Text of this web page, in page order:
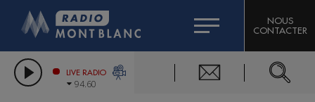
LES CHRONIQUES DE L'EXPERT
CITIZEN MACHINERY
GRAND MASSIF DOMAINES SKIABLES
COMPAGNIE DU MONT-BLANC
NOUS
CONTACTER
LIVE RADIO
94.60